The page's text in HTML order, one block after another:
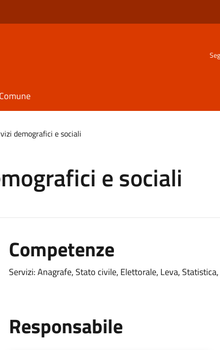
demografici e sociali
e sociali
Competenze
Servizi: Anagrafe, Stato civile, Elettorale, Leva,
Responsabile